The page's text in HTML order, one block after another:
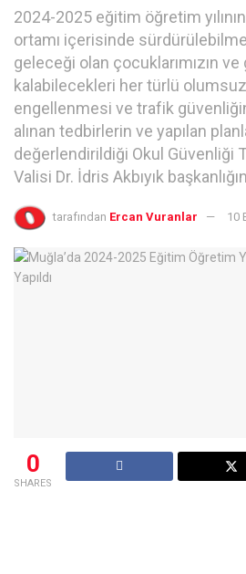
2024-2025 eğitim öğretim
ortamı içerisinde
geleceği olan çocuklarımızın
kalabilecekleri her türlü
engellenmesi ve trafik
alınan tedbirlerin ve yapılan
değerlendirildiği Okul Güvenliği
Valisi Dr. İdris Akbıyık
tarafından Ercan Vuranlar 10
0
SHARES